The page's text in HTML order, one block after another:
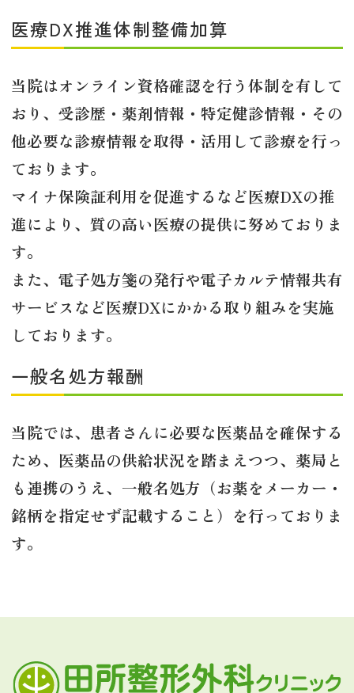
医療DX推進体制整備加算
当院はオンライン資格確認を行う体制を有して
おり、受診歴・薬剤情報・特定健診情報・その
他必要な診療情報を取得・活用して診療を行っ
ております。
マイナ保険証利用を促進するなど医療DXの推
進により、質の高い医療の提供に努めておりま
す。
また、電子処方箋の発行や電子カルテ情報共有
サービスなど医療DXにかかる取り組みを実施
しております。
一般名処方報酬
当院では、患者さんに必要な医薬品を確保する
ため、医薬品の供給状況を踏まえつつ、薬局と
も連携のうえ、一般名処方（お薬をメーカー・
銘柄を指定せず記載すること）を行っておりま
す。